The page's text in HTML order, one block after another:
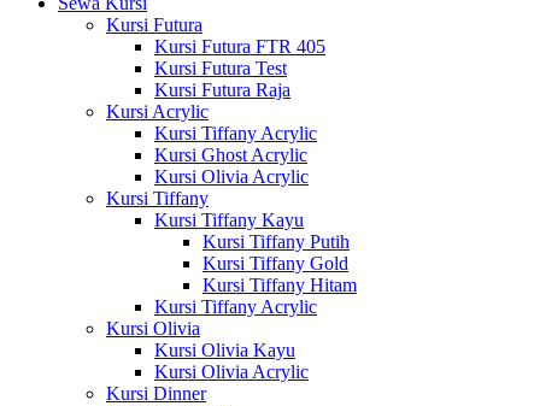
Kursi Futura
Kursi Futura FTR 405
Kursi Futura Test
Kursi Futura Raja
Kursi Acrylic
Kursi Tiffany Acrylic
Kursi Ghost Acrylic
Kursi Olivia Acrylic
Kursi Tiffany
Kursi Tiffany Kayu
Kursi Tiffany Putih
Kursi Tiffany Gold
Kursi Tiffany Hitam
Kursi Tiffany Acrylic
Kursi Olivia
Kursi Olivia Kayu
Kursi Olivia Acrylic
Kursi Dinner